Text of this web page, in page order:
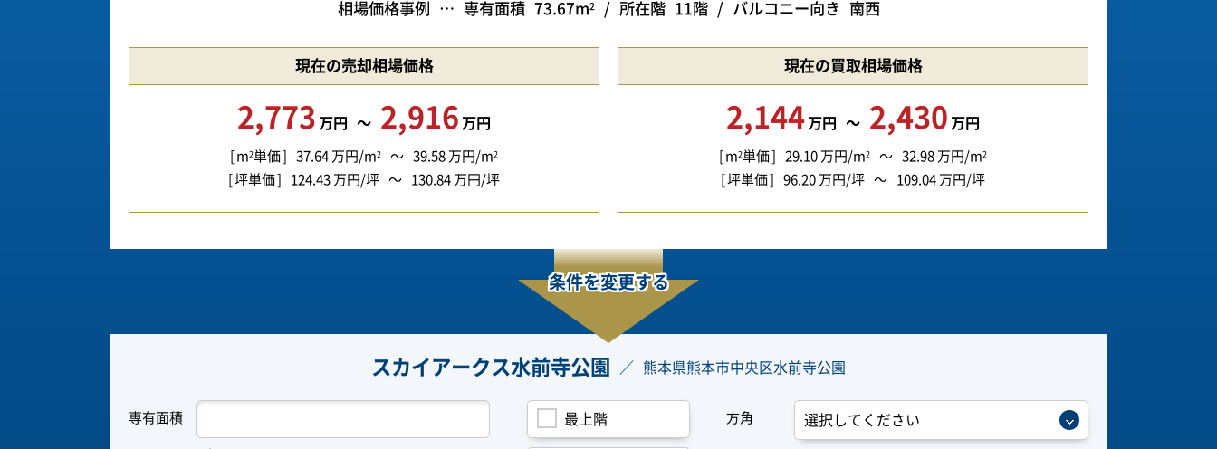
相場価格事例 専有面積 73.67m2 所在階 11階 バルコニー向き 南西
現在の売却相場価格
2,773 万円 2,916 万円
m2単価 37.64 万円/m2 39.58 万円/m2
坪単価 124.43 万円/坪 130.84 万円/坪
現在の買取相場価格
2,144 万円 2,430 万円
m2単価 29.10 万円/m2 32.98 万円/m2
坪単価 96.20 万円/坪 109.04 万円/坪
条件を変更する
スカイアークス水前寺公園 熊本県熊本市中央区水前寺公園
専有面積 最上階 方角